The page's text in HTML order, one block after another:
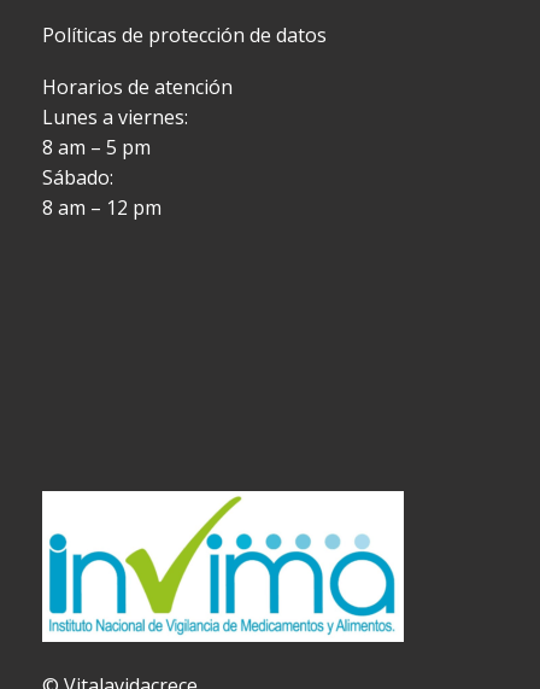
Políticas de protección de datos
Horarios de atención
Lunes a viernes:
8 am – 5 pm
Sábado:
8 am – 12 pm